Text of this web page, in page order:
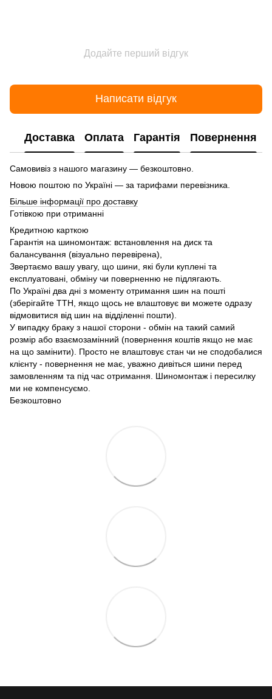
Додайте перший відгук
Написати відгук
Доставка Оплата Гарантія Повернення
Самовивіз з нашого магазину — безкоштовно.
Новою поштою по Україні — за тарифами перевізника.
Більше інформації про доставку
Готівкою при отриманні
Кредитною карткою
Гарантія на шиномонтаж: встановлення на диск та
балансування (візуально перевірена),
Звертаємо вашу увагу, що шини, які були куплені та
експлуатовані, обміну чи поверненню не підлягають.
По Україні два дні з моменту отримання шин на пошті
(зберігайте ТТН, якщо щось не влаштовує ви можете одразу
відмовитися від шин на відділенні пошти).
У випадку браку з нашої сторони - обмін на такий самий
розмір або взаємозамінний (повернення коштів якщо не має
на що замінити). Просто не влаштовує стан чи не сподобалися
клієнту - повернення не має, уважно дивіться шини перед
замовленням та під час отримання. Шиномонтаж і пересилку
ми не компенсуємо.
Безкоштовно